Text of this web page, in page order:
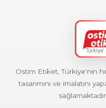
Ostim Etiket, Türkiye'nin
tasarımını ve imalatını